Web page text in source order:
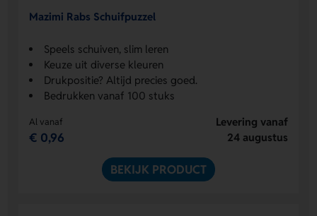
Mazimi Rabs Schuifpuzzel
Speels schuiven, slim leren
Keuze uit diverse kleuren
Drukpositie? Altijd precies goed.
Bedrukken vanaf 100 stuks
Al vanaf
€ 0,96
Levering vanaf
24 augustus
BEKIJK PRODUCT